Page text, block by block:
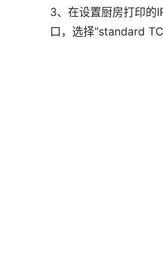
3、在设置厨房打印的
口，选择“standard